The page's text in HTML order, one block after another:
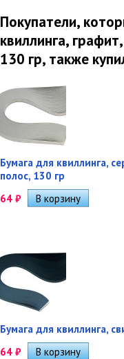
Покупатели,
квиллинга,
130 гр, также
Бумага для квиллинга,
полос, 130 гр
64 ₽
Бумага для квиллинга,
64 ₽